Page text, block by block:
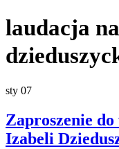
laudacja
sty 07
Zaproszenie do
Izabeli